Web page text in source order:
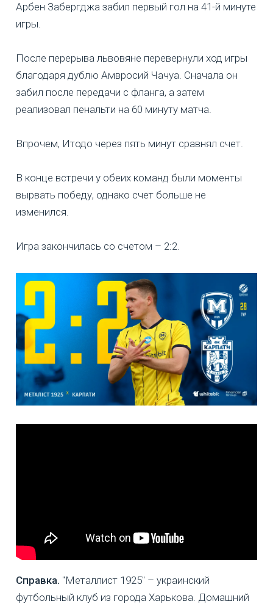
Арбен Забергджа забил первый гол на 41-й минуте
игры.
После перерыва львовяне перевернули ход игры
благодаря дублю Амвросий Чачуа. Сначала он
забил после передачи с фланга, а затем
реализовал пенальти на 60 минуту матча.
Впрочем, Итодо через пять минут сравнял счет.
В конце встречи у обеих команд были моменты
вырвать победу, однако счет больше не
изменился.
Игра закончилась со счетом – 2:2.
Справка. "Металлист 1925" – украинский
футбольный клуб из города Харькова. Домашний